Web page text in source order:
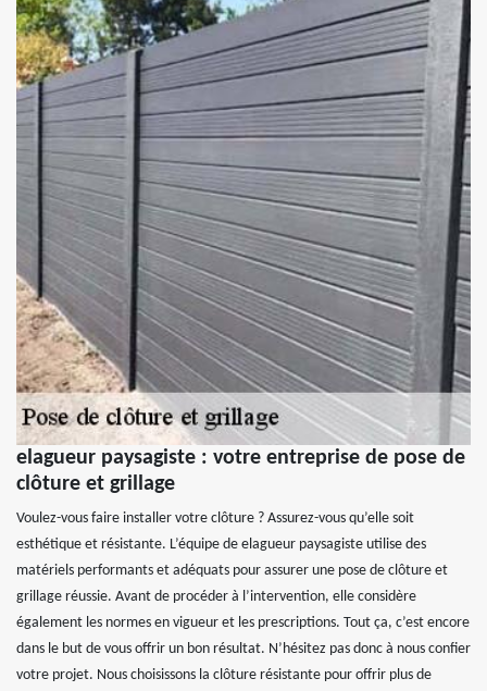
elagueur paysagiste : votre entreprise de pose de
clôture et grillage
Voulez-vous faire installer votre clôture ? Assurez-vous qu’elle soit
esthétique et résistante. L’équipe de elagueur paysagiste utilise des
matériels performants et adéquats pour assurer une pose de clôture et
grillage réussie. Avant de procéder à l’intervention, elle considère
également les normes en vigueur et les prescriptions. Tout ça, c’est encore
dans le but de vous offrir un bon résultat. N’hésitez pas donc à nous confier
votre projet. Nous choisissons la clôture résistante pour offrir plus de